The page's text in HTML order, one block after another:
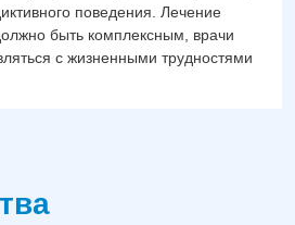
поведения. Лечение
быть комплексным, врачи
с жизненными трудностями